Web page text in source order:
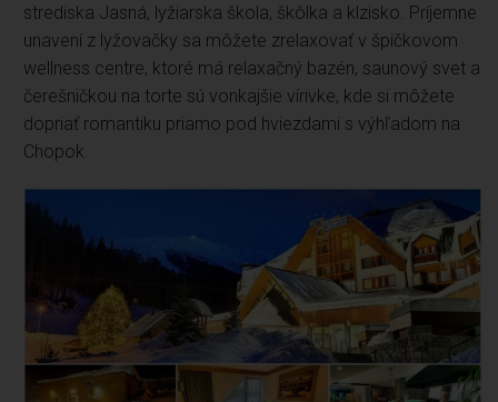
strediska Jasná, lyžiarska škola, škôlka a klzisko. Príjemne
unavení z lyžovačky sa môžete zrelaxovať v špičkovom
wellness centre, ktoré má relaxačný bazén, saunový svet a
čerešničkou na torte sú vonkajšie vírivke, kde si môžete
dopriať romantiku priamo pod hviezdami s výhľadom na
Chopok.